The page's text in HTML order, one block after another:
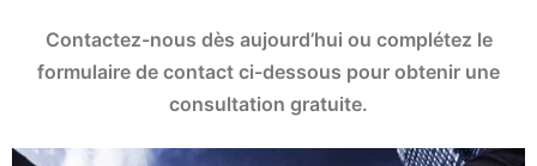
Contactez-nous dès aujourd’hui ou complétez le
formulaire de contact ci-dessous pour obtenir une
consultation gratuite.